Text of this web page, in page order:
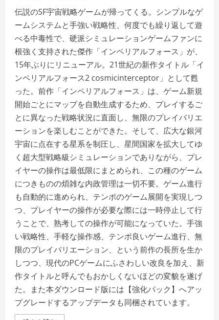
伝説のSF宇宙戦略ゲームが帰ってくる。シンプルなゲ
ームシステムと手強い戦略性、何度でも繰り返して遊
べる中毒性で、硬派シミュレーションゲームファンに
根強く支持された傑作「インペリアルフォース」が、
15年ぶりにリニューアル。21世紀の新作タイトル「イ
ンペリアルフォース2 cosmicinterceptor」として甦
った。前作「インペリアルフォース」は、ゲーム新規
開始ごとにマップを自動生成するため、プレイするご
とに異なった戦略状況に直面し、無限のプレイバリエ
ーションを楽しむことができた。そして、広大な銀河
宇宙に点在する星系を制圧し、星間国家を拡大してゆ
く超大型戦略級シミュレーションでありながら、プレ
イヤーの操作は最低限にまとめられ、この種のゲーム
につきものの煩雑な内政管理は一切不要。ゲーム進行
も自動的に進められ、テンポのゲーム展開を実現しつ
つ、プレイヤーの操作が必要な際には一時停止して行
うことで、熟考しての操作が可能になっていた。手強
い戦略性、手軽な操作感、テンポ良いゲーム進行、無
限のプレイバリエーション、という前作の長所を生か
しつつ、現代のPCゲームにふさわしい改良を加え、新
作タイトルと呼んでもおかしくないほどの変貌を遂げ
た。また本ダウンロード版には【強化パック】へアッ
プグレードするアップデータも同梱されています。